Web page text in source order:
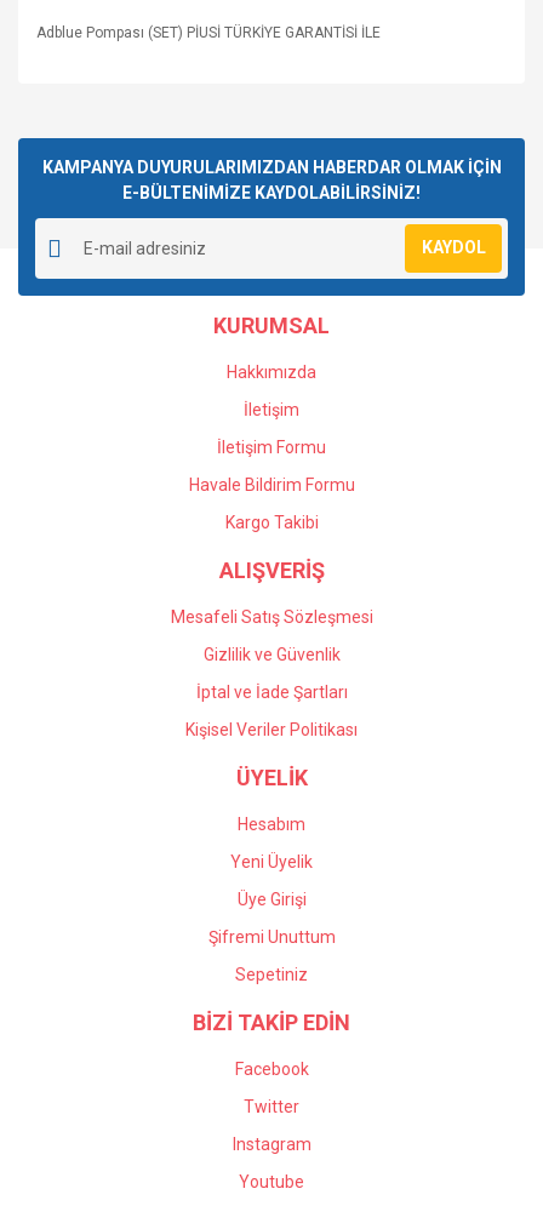
Adblue Pompası (SET) PİUSİ TÜRKİYE GARANTİSİ İLE
Yorum Yaz
kullanarak tarafımıza iletebilirsiniz.
Görüş ve önerileriniz için teşekkür ederiz.
Ürün resmi kalitesiz, bozuk veya görüntülenemiyor.
Ürün açıklamasında eksik bilgiler bulunuyor.
Ürün bilgilerinde hatalar bulunuyor.
Ürün fiyatı diğer sitelerden daha pahalı.
Gönder
KAMPANYA DUYURULARIMIZDAN HABERDAR OLMAK İÇİN
E-BÜLTENİMİZE KAYDOLABİLİRSİNİZ!
KAYDOL
KURUMSAL
Hakkımızda
İletişim
İletişim Formu
Havale Bildirim Formu
Kargo Takibi
ALIŞVERİŞ
Mesafeli Satış Sözleşmesi
Gizlilik ve Güvenlik
İptal ve İade Şartları
Kişisel Veriler Politikası
ÜYELİK
Hesabım
Yeni Üyelik
Üye Girişi
Şifremi Unuttum
Sepetiniz
BİZİ TAKİP EDİN
Facebook
Twitter
Instagram
Youtube